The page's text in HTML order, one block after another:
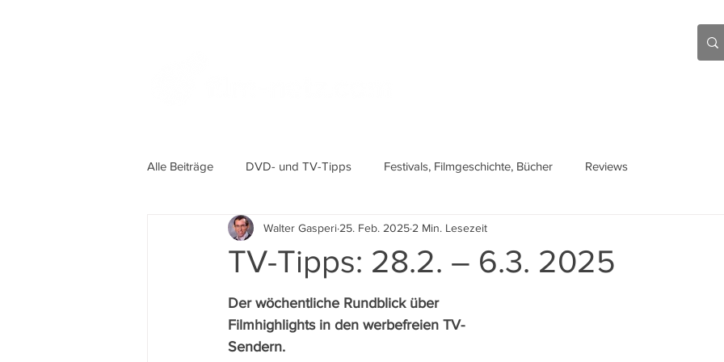
Alle Beiträge DVD- und TV-Tipps Festivals, Filmgeschichte, Bücher Reviews
TV-Tipps: 28.2. – 6.3. 2025
Walter Gasperi 25. Feb. 2025 2 Min. Lesezeit
Der wöchentliche Rundblick über
Filmhighlights in den werbefreien TV-
Sendern.